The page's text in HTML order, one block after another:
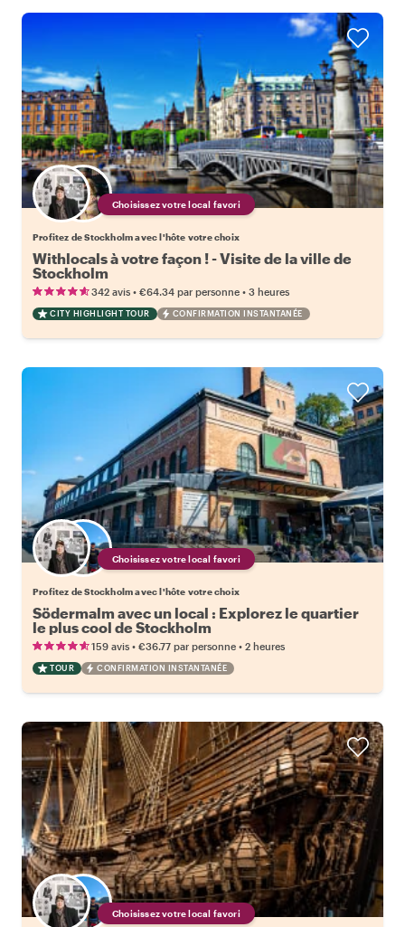
Choisissez votre local favori
Profitez de Stockholm avec l'hôte votre choix
Withlocals à votre façon ! - Visite de la ville de
Stockholm
342 avis • €64.34 par personne • 3 heures
CITY HIGHLIGHT TOUR CONFIRMATION INSTANTANÉE
Choisissez votre local favori
Profitez de Stockholm avec l'hôte votre choix
Södermalm avec un local : Explorez le quartier
le plus cool de Stockholm
159 avis • €36.77 par personne • 2 heures
TOUR CONFIRMATION INSTANTANÉE
Choisissez votre local favori